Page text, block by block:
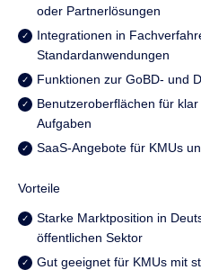
oder Partnerlösungen
Integrationen in
Standardanwendungen
Funktionen zur GoBD- und
Benutzeroberflächen für
Aufgaben
SaaS-Angebote für KMUs
Vorteile
Starke Marktposition in
öffentlichen Sektor
Gut geeignet für KMUs mit